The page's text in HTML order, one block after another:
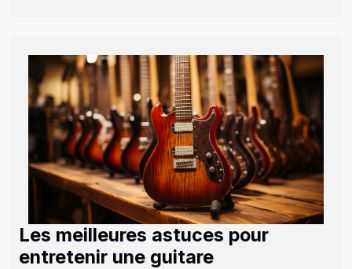
Les meilleures astuces pour
entretenir une guitare